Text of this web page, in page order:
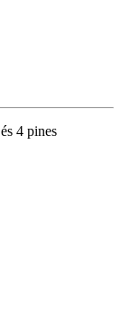
4 pines